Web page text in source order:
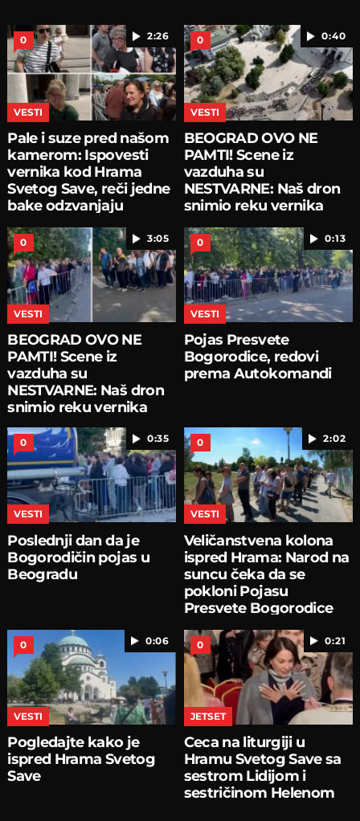
2:26
0
VESTI
Pale i suze pred našom
kamerom: Ispovesti
vernika kod Hrama
Svetog Save, reči jedne
bake odzvanjaju
0:40
0
VESTI
BEOGRAD OVO NE
PAMTI! Scene iz
vazduha su
NESTVARNE: Naš dron
snimio reku vernika
3:05
0
VESTI
BEOGRAD OVO NE
PAMTI! Scene iz
vazduha su
NESTVARNE: Naš dron
snimio reku vernika
oko Hrama
0:13
0
VESTI
Pojas Presvete
Bogorodice, redovi
prema Autokomandi
0:35
0
VESTI
Poslednji dan da je
Bogorodičin pojas u
Beogradu
2:02
0
VESTI
Veličanstvena kolona
ispred Hrama: Narod na
suncu čeka da se
pokloni Pojasu
Presvete Bogorodice
0:06
0
VESTI
Pogledajte kako je
ispred Hrama Svetog
Save
0:21
0
JETSET
Ceca na liturgiji u
Hramu Svetog Save sa
sestrom Lidijom i
sestričinom Helenom